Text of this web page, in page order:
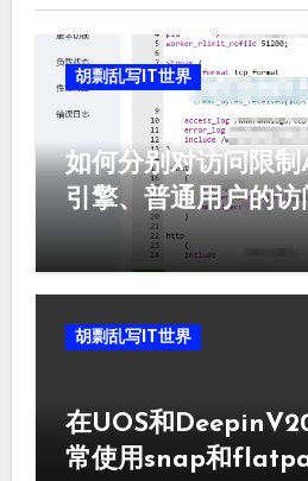
胡剽乱写IT世界
如何分别对访问限
引擎、普通用户的访
胡剽乱写IT世界
在UOS和
常使用snap和